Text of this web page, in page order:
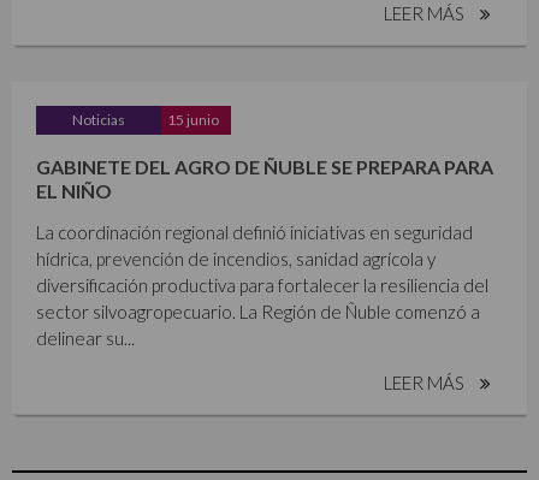
LEER MÁS
Noticias 15 junio
GABINETE DEL AGRO DE ÑUBLE SE PREPARA PARA
EL NIÑO
La coordinación regional definió iniciativas en seguridad
hídrica, prevención de incendios, sanidad agrícola y
diversificación productiva para fortalecer la resiliencia del
sector silvoagropecuario. La Región de Ñuble comenzó a
delinear su...
LEER MÁS